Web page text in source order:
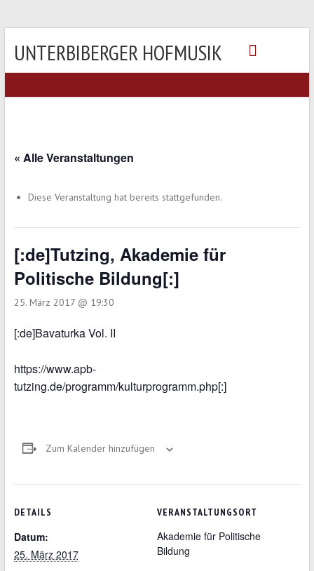
UNTERBIBERGER HOFMUSIK
« Alle Veranstaltungen
Diese Veranstaltung hat bereits stattgefunden.
[:de]Tutzing, Akademie für
Politische Bildung[:]
25. März 2017 @ 19:30
[:de]Bavaturka Vol. II
https://www.apb-
tutzing.de/programm/kulturprogramm.php[:]
Zum Kalender hinzufügen
DETAILS
Datum:
25. März 2017
VERANSTALTUNGSORT
Akademie für Politische
Bildung